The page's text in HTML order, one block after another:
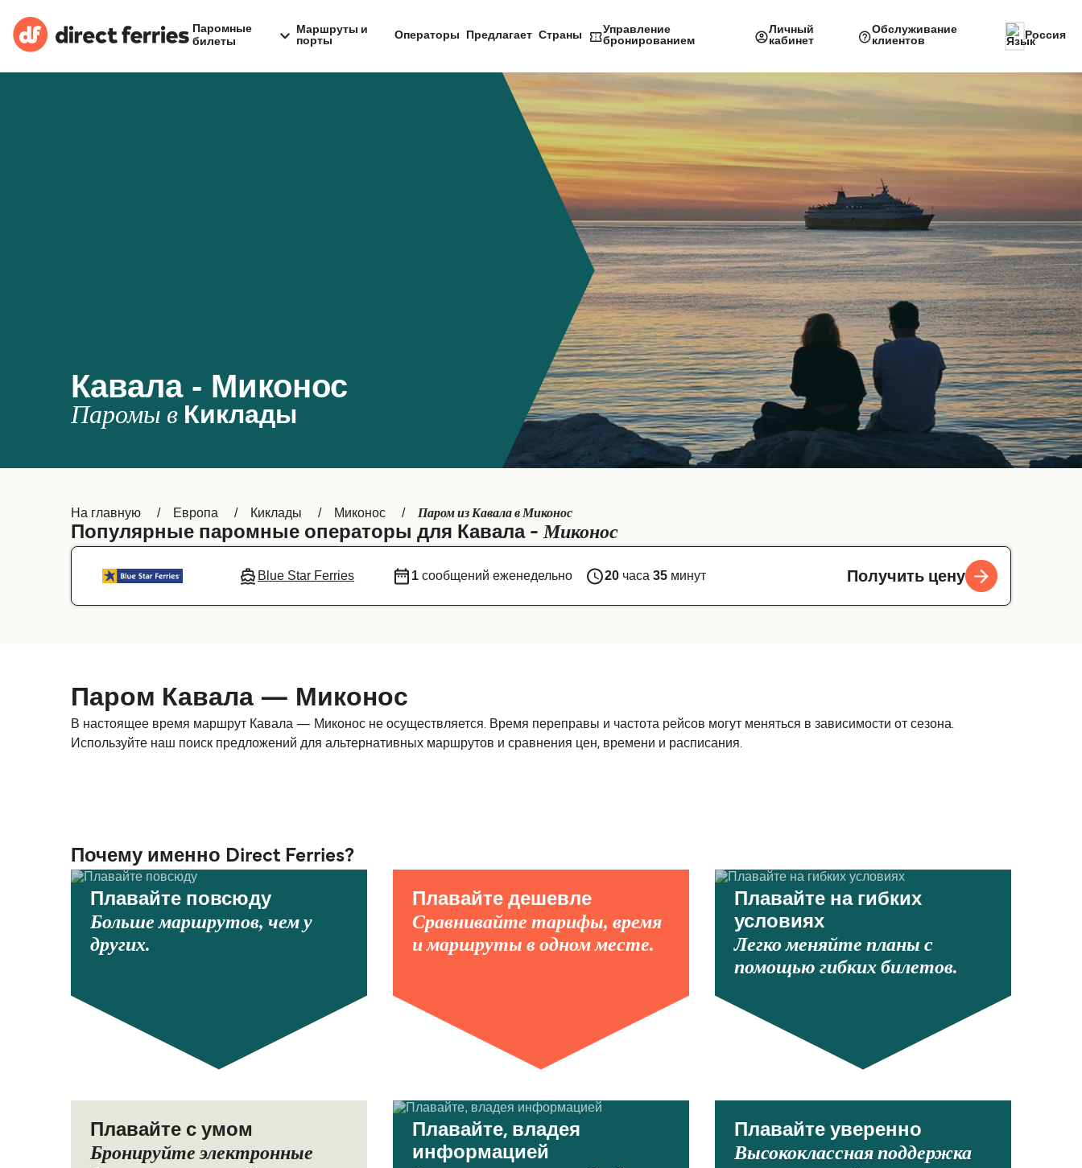
Паромные
билеты
Маршруты и
порты
Операторы Предлагает Страны
Управление
бронированием
Личный
кабинет
Обслуживание
клиентов
Россия
Кавала - Миконос
Паромы в Киклады
На главную Европа Киклады Миконос Паром из Кавала в Миконос
Популярные паромные операторы для Кавала -Миконос
Blue Star Ferries 1 сообщений еженедельно 20 часа35 минут Получить цену
Паром Кавала — Миконос
В настоящее время маршрут Кавала — Миконос не осуществляется. Время переправы и частота рейсов могут меняться в зависимости от сезона.
Используйте наш поиск предложений для альтернативных маршрутов и сравнения цен, времени и расписания.
Почему именно Direct Ferries?
Плавайте повсюду
Больше маршрутов, чем у
других.
Плавайте дешевле
Сравнивайте тарифы, время
и маршруты в одном месте.
Плавайте на гибких
условиях
Легко меняйте планы с
помощью гибких билетов.
Плавайте с умом
Бронируйте электронные
Плавайте, владея
информацией
Плавайте уверенно
Высококлассная поддержка